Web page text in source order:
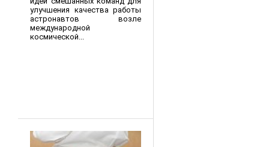
улучшения качества работы
астронавтов возле
международной
космической...